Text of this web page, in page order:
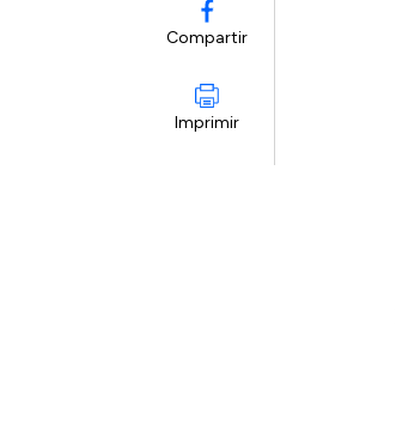
Compartir
Imprimir